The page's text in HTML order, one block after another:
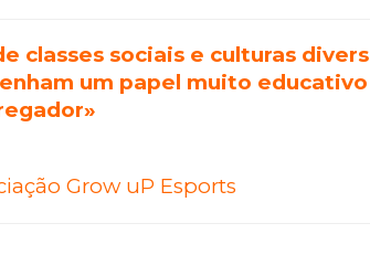
classes sociais e culturas
um papel muito
Grow uP Esports